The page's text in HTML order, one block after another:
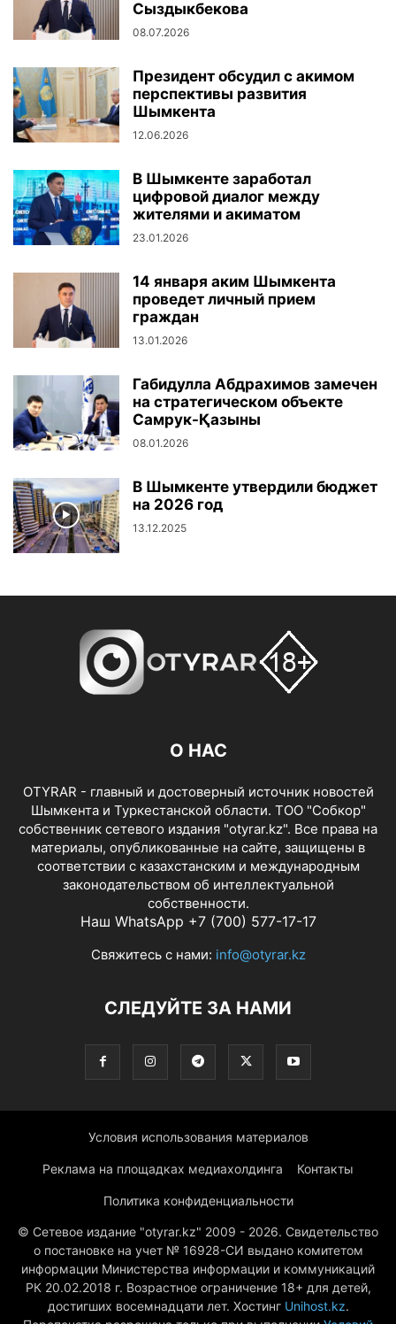
Сыздыкбекова
08.07.2026
Президент обсудил с акимом
перспективы развития
Шымкента
12.06.2026
В Шымкенте заработал
цифровой диалог между
жителями и акиматом
23.01.2026
14 января аким Шымкента
проведет личный прием
граждан
13.01.2026
Габидулла Абдрахимов замечен
на стратегическом объекте
Самрук-Қазыны
08.01.2026
В Шымкенте утвердили бюджет
на 2026 год
13.12.2025
О НАС
OTYRAR - главный и достоверный источник новостей
Шымкента и Туркестанской области. ТОО "Собкор"
собственник сетевого издания "otyrar.kz". Все права на
материалы, опубликованные на сайте, защищены в
соответствии с казахстанским и международным
законодательством об интеллектуальной
собственности.
Наш WhatsApp +7 (700) 577-17-17
Свяжитесь с нами: info@otyrar.kz
СЛЕДУЙТЕ ЗА НАМИ
Условия использования материалов
Реклама на площадках медиахолдинга Контакты
Политика конфиденциальности
© Сетевое издание "otyrar.kz" 2009 - 2026. Свидетельство
о постановке на учет № 16928-СИ выдано комитетом
информации Министерства информации и коммуникаций
РК 20.02.2018 г. Возрастное ограничение 18+ для детей,
достигших восемнадцати лет. Хостинг Unihost.kz.